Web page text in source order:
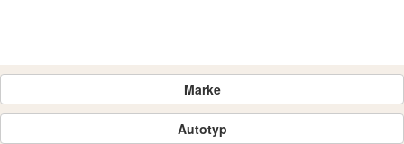
Marke
Autotyp